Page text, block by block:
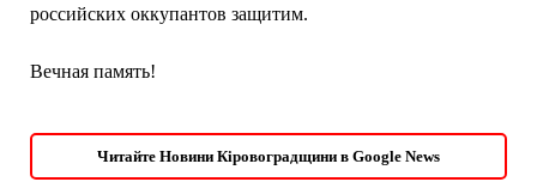
российских оккупантов защитим.
Вечная память!
Читайте Новини Кіровоградщини в Google News